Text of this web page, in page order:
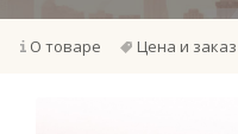
О товаре Цена и заказ